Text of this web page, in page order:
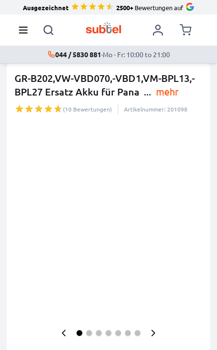
Ausgezeichnet 2500+Bewertungen auf
044 / 5830 881·Mo - Fr: 10:00 to 21:00
GR-B202,VW-VBD070,-VBD1,VM-BPL13,-
BPL27 Ersatz Akku für Pana ... mehr
(10 Bewertungen) Artikelnummer: 201098